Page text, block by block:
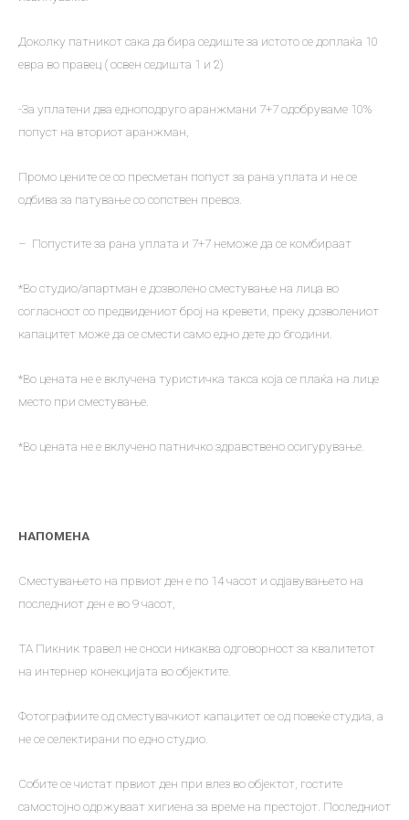
Доколку патникот сака да бира седиште за истото се доплаќа 10
евра во правец ( освен седишта 1 и 2)
-За уплатени два едноподруго аранжмани 7+7 одобруваме 10%
попуст на вториот аранжман,
Промо цените се со пресметан попуст за рана уплата и не се
одбива за патување со сопствен превоз.
– Попустите за рана уплата и 7+7 неможе да се комбираат
*Во студио/апартман е дозволено сместување на лица во
согласност со предвидениот број на кревети, преку дозволениот
капацитет може да се смести само едно дете до 6години.
*Во цената не е вклучена туристичка такса која се плаќа на лице
место при сместување.
*Во цената не е вклучено патничко здравствено осигурување.
НАПОМЕНА
Сместувањето на првиот ден е по 14 часот и одјавувањето на
последниот ден е во 9 часот,
ТА Пикник травел не сноси никаква одговорност за квалитетот
на интернер конекцијата во објектите.
Фотографиите од сместувачкиот капацитет се од повеќе студиа, а
не се селектирани по едно студио.
Собите се чистат првиот ден при влез во објектот, гостите
самостојно одржуваат хигиена за време на престојот. Последниот